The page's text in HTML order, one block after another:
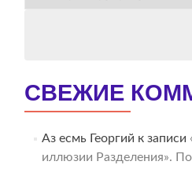
СВЕЖИЕ
Аз есмь Георгий к записи
иллюзии Разделения».